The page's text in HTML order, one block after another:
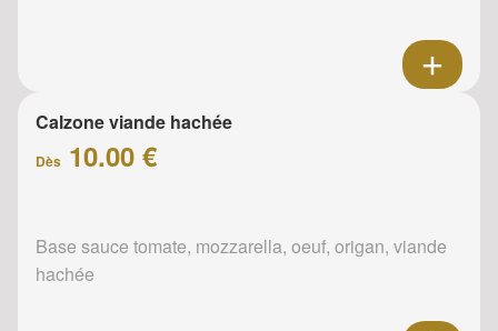
Calzone viande hachée
Dès 10.00 €
Base sauce tomate, mozzarella, oeuf, origan, viande
hachée